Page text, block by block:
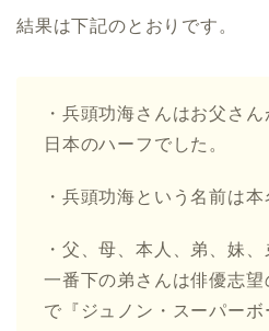
結果は下記のとおりです。
・兵頭功海さんはお父さ
日本のハーフでした。
・兵頭功海という名前は本
・父、母、本人、弟、妹
一番下の弟さんは俳優志
で『ジュノン・スーパーボ